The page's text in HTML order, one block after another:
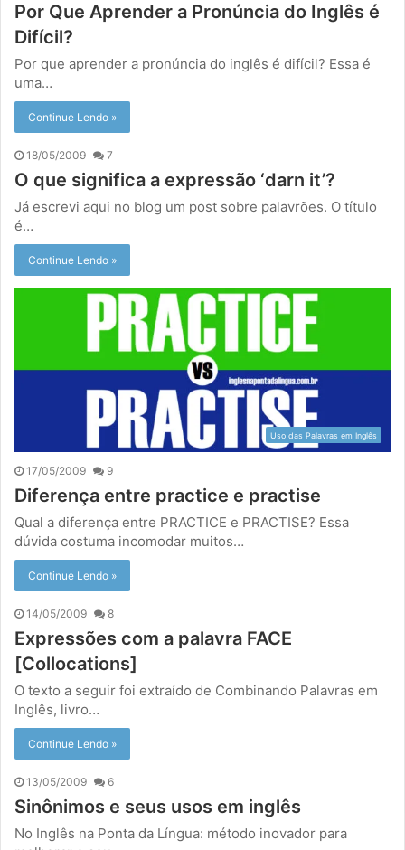
Por Que Aprender a Pronúncia do Inglês é
Difícil?
Por que aprender a pronúncia do inglês é difícil? Essa é
uma…
Continue Lendo »
18/05/2009 7
O que significa a expressão ‘darn it’?
Já escrevi aqui no blog um post sobre palavrões. O título
é…
Continue Lendo »
Uso das Palavras em Inglês
17/05/2009 9
Diferença entre practice e practise
Qual a diferença entre PRACTICE e PRACTISE? Essa
dúvida costuma incomodar muitos…
Continue Lendo »
14/05/2009 8
Expressões com a palavra FACE
[Collocations]
O texto a seguir foi extraído de Combinando Palavras em
Inglês, livro…
Continue Lendo »
13/05/2009 6
Sinônimos e seus usos em inglês
No Inglês na Ponta da Língua: método inovador para